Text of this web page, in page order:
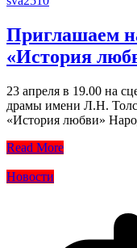
Приглашаем
«История
23 апреля в 19.00 на
драмы имени Л.Н.
«История любви»
Read More
Новости